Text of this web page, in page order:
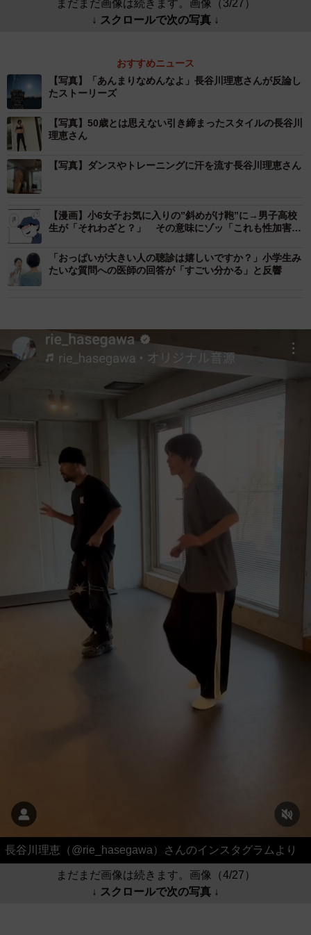
まだまだ画像は続きます。画像（3/27）
↓ スクロールで次の写真 ↓
おすすめニュース
【写真】「あんまりなめんなよ」長谷川理恵さんが反論し
たストーリーズ
【写真】50歳とは思えない引き締まったスタイルの長谷川
理恵さん
【写真】ダンスやトレーニングに汗を流す長谷川理恵さん
【漫画】小6女子お気に入りの”斜めがけ鞄”に→男子高校
生が「それわざと？」 その意味にゾッ「これも性加害」
「おっぱいが大きい人の聴診は嬉しいですか？」小学生み
たいな質問への医師の回答が「すごい分かる」と反響
長谷川理恵（@rie_hasegawa）さんのインスタグラムより
まだまだ画像は続きます。画像（4/27）
↓ スクロールで次の写真 ↓